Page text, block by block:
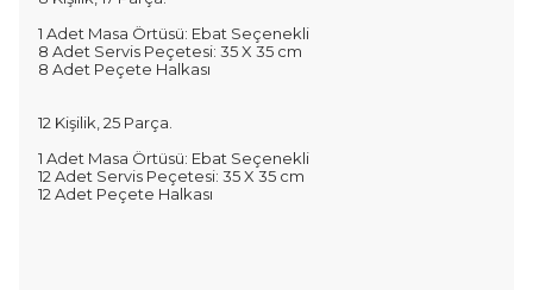
1 Adet Masa Örtüsü: Ebat Seçenekli
8 Adet Servis Peçetesi: 35 X 35 cm
8 Adet Peçete Halkası
12 Kişilik, 25 Parça.
1 Adet Masa Örtüsü: Ebat Seçenekli
12 Adet Servis Peçetesi: 35 X 35 cm
12 Adet Peçete Halkası